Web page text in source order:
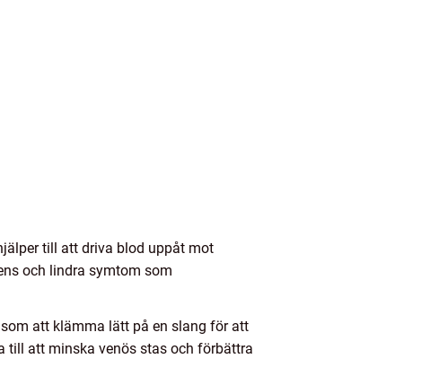
till att driva blod uppåt mot
och lindra symtom som
att klämma lätt på en slang för att
till att minska venös stas och förbättra